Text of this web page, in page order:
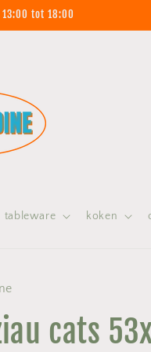
13:00 tot 18:00
tableware koken
cats